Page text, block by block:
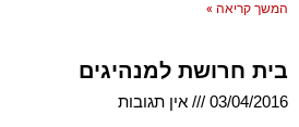
המשך קריאה »
בית חרושת למנהיגים
03/04/2016
אין תגובות